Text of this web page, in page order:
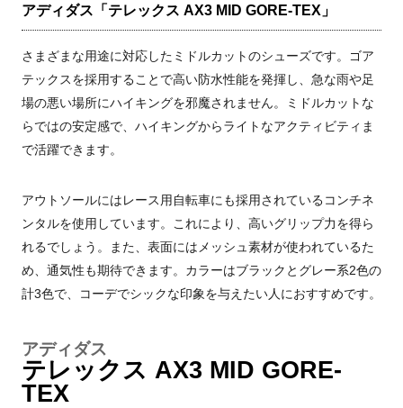
アディダス「テレックス AX3 MID GORE-TEX」
さまざまな用途に対応したミドルカットのシューズです。ゴア
テックスを採用することで高い防水性能を発揮し、急な雨や足
場の悪い場所にハイキングを邪魔されません。ミドルカットな
らではの安定感で、ハイキングからライトなアクティビティま
で活躍できます。
アウトソールにはレース用自転車にも採用されているコンチネ
ンタルを使用しています。これにより、高いグリップ力を得ら
れるでしょう。また、表面にはメッシュ素材が使われているた
め、通気性も期待できます。カラーはブラックとグレー系2色の
計3色で、コーデでシックな印象を与えたい人におすすめです。
アディダス
テレックス AX3 MID GORE-
TEX